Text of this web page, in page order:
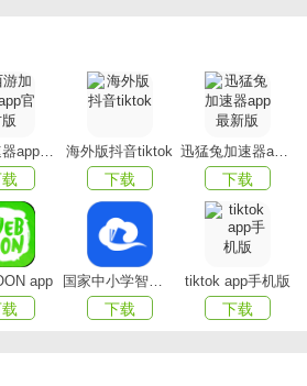
除已审核通过模板避免模板太多造成
递货号可自动累加，操作简单
西游加速器app官方版 海外版抖音tiktok
下载
迅猛兔加速器app最新版
下载
app 国家中小学智慧教育平台app(智慧中小学)
下载
tiktok app手机版
下载